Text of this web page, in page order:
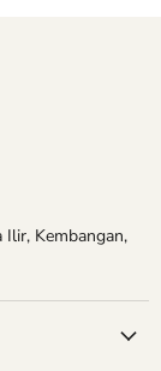
Kembangan,